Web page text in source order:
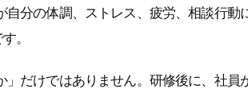
分の体調、ストレス、疲労、相談行動
。
だけではありません。研修後に、社員